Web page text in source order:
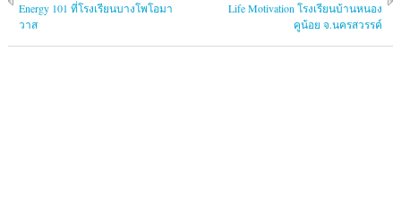
Energy 101 ที่โรงเรียนบางโพโอมา
วาส
Life Motivation โรงเรียนบ้านหนอง
คูน้อย จ.นครสวรรค์